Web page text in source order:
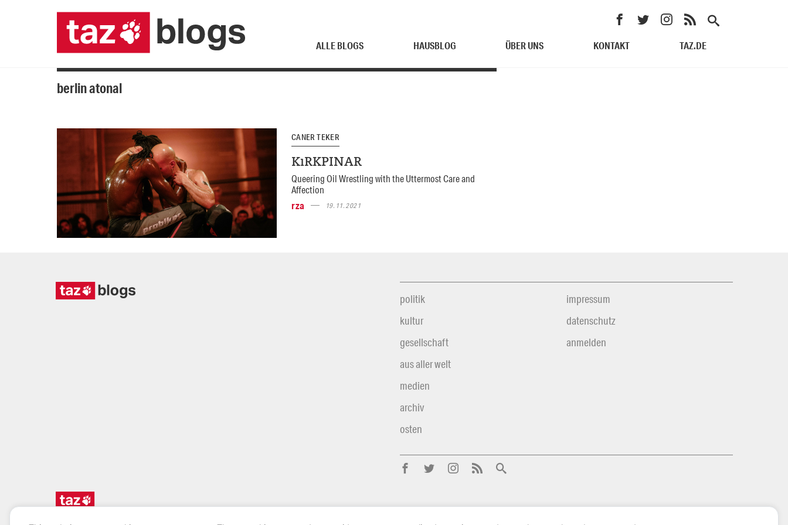
ALLE BLOGS HAUSBLOG ÜBER UNS KONTAKT TAZ.DE
berlin atonal
CANER TEKER
KıRKPINAR
Queering Oil Wrestling with the Uttermost Care and
Affection
rza
19.11.2021
politik
kultur
gesellschaft
aus aller welt
medien
archiv
osten
impressum
datenschutz
anmelden